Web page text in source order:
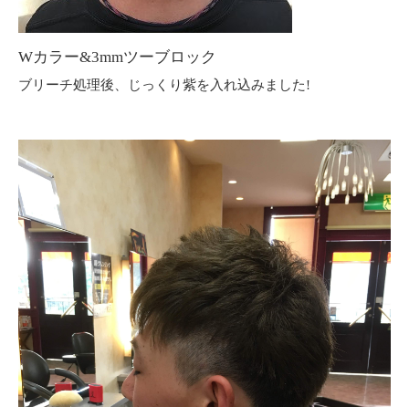
Wカラー&3mmツーブロック
ブリーチ処理後、じっくり紫を入れ込みました!